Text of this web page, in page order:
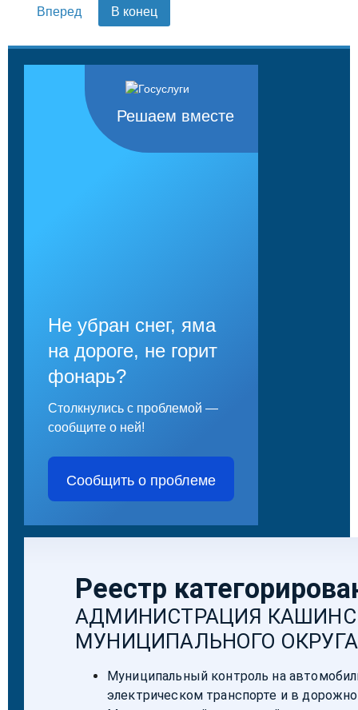
Вперед
В конец
Решаем вместе
Не убран снег, яма
на дороге, не горит
фонарь?
Столкнулись с проблемой —
сообщите о ней!
Сообщить о проблеме